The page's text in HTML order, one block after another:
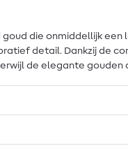
die onmiddellijk
detail. Dankzij de
de elegante